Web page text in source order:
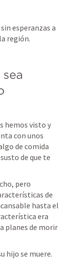
esperanzas a
región.
hemos visto y
con unos
de comida
de que te
pero
de
hasta el
era
planes de morir
hijo se muere.